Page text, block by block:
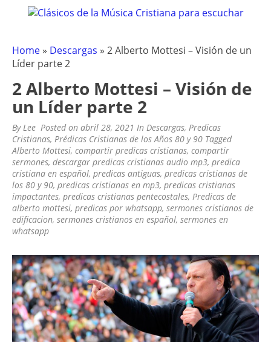
CLÁSICOS DE LA MÚSICA
.COM
Clásicos de la Música Cristiana para escuchar
Home » Descargas » 2 Alberto Mottesi – Visión de un
Líder parte 2
2 Alberto Mottesi – Visión de
un Líder parte 2
ByLee Posted on abril 28, 2021 In Descargas, Predicas
Cristianas, Prédicas Cristianas de los Años 80 y 90 Tagged
Alberto Mottesi, compartir predicas cristianas, compartir
sermones, descargar predicas cristianas audio mp3, predica
cristiana en español, predicas antiguas, predicas cristianas de
los 80 y 90, predicas cristianas en mp3, predicas cristianas
impactantes, predicas cristianas pentecostales, Predicas de
alberto mottesi, predicas por whatsapp, sermones cristianos de
edificacion, sermones cristianos en español, sermones en
whatsapp